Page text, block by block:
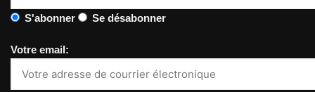
S'abonner Se désabonner
Votre email: